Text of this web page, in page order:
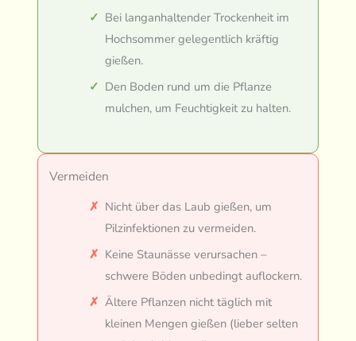
Bei langanhaltender Trockenheit im
Hochsommer gelegentlich kräftig
gießen.
Den Boden rund um die Pflanze
mulchen, um Feuchtigkeit zu halten.
Vermeiden
Nicht über das Laub gießen, um
Pilzinfektionen zu vermeiden.
Keine Staunässe verursachen –
schwere Böden unbedingt auflockern.
Ältere Pflanzen nicht täglich mit
kleinen Mengen gießen (lieber selten